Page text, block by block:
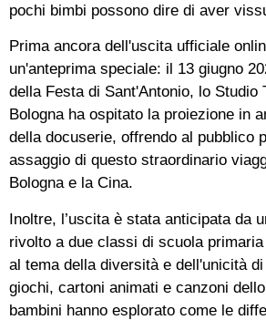
pochi bimbi possono dire di aver
Prima ancora dell'uscita ufficiale
un'anteprima speciale: il 13 giugno
della Festa di Sant'Antonio, lo Studio
Bologna ha ospitato la proiezione in
della docuserie, offrendo al pubblico
assaggio di questo straordinario
Bologna e la Cina.
Inoltre, l’uscita è stata anticipata da
rivolto a due classi di scuola
al tema della diversità e dell'unicità
giochi, cartoni animati e canzoni
bambini hanno esplorato come le